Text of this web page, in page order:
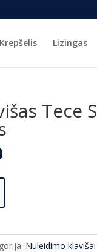
Krepšelis Lizingas
Tece
Current
is:
Nuleidimo klavišai